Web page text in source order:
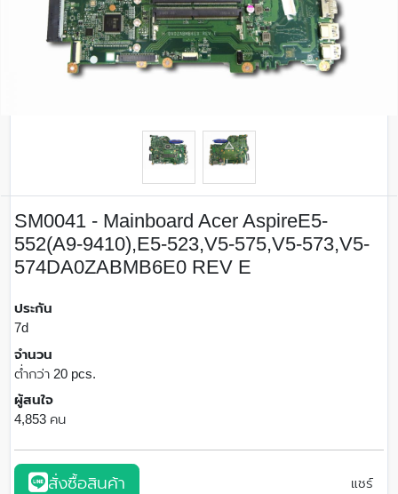
SM0041 - Mainboard Acer AspireE5-
552(A9-9410),E5-523,V5-575,V5-573,V5-
574DA0ZABMB6E0 REV E
ประกัน
7d
จำนวน
ต่ำกว่า 20 pcs.
ผู้สนใจ
4,853 คน
สั่งซื้อสินค้า แชร์